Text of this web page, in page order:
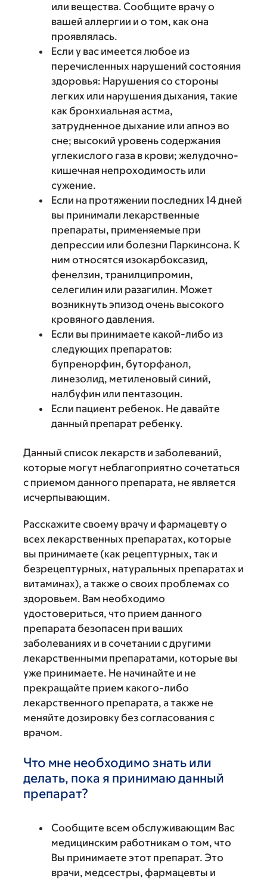
или вещества. Сообщите врачу о
вашей аллергии и о том, как она
проявлялась.
Если у вас имеется любое из
перечисленных нарушений состояния
здоровья: Нарушения со стороны
легких или нарушения дыхания, такие
как бронхиальная астма,
затрудненное дыхание или апноэ во
сне; высокий уровень содержания
углекислого газа в крови; желудочно-
кишечная непроходимость или
сужение.
Если на протяжении последних 14 дней
вы принимали лекарственные
препараты, применяемые при
депрессии или болезни Паркинсона. К
ним относятся изокарбоксазид,
фенелзин, транилципромин,
селегилин или разагилин. Может
возникнуть эпизод очень высокого
кровяного давления.
Если вы принимаете какой-либо из
следующих препаратов:
бупренорфин, буторфанол,
линезолид, метиленовый синий,
налбуфин или пентазоцин.
Если пациент ребенок. Не давайте
данный препарат ребенку.
Данный список лекарств и заболеваний,
которые могут неблагоприятно сочетаться
с приемом данного препарата, не является
исчерпывающим.
Расскажите своему врачу и фармацевту о
всех лекарственных препаратах, которые
вы принимаете (как рецептурных, так и
безрецептурных, натуральных препаратах и
витаминах), а также о своих проблемах со
здоровьем. Вам необходимо
удостовериться, что прием данного
препарата безопасен при ваших
заболеваниях и в сочетании с другими
лекарственными препаратами, которые вы
уже принимаете. Не начинайте и не
прекращайте прием какого-либо
лекарственного препарата, а также не
меняйте дозировку без согласования с
врачом.
Что мне необходимо знать или
делать, пока я принимаю данный
препарат?
Сообщите всем обслуживающим Вас
медицинским работникам о том, что
Вы принимаете этот препарат. Это
врачи, медсестры, фармацевты и